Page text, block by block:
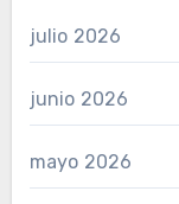
julio 2026
junio 2026
mayo 2026